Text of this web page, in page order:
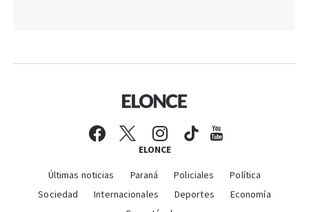
ELONCE
Últimas noticias Paraná Policiales
Política
Sociedad
Internacionales Deportes
Economía